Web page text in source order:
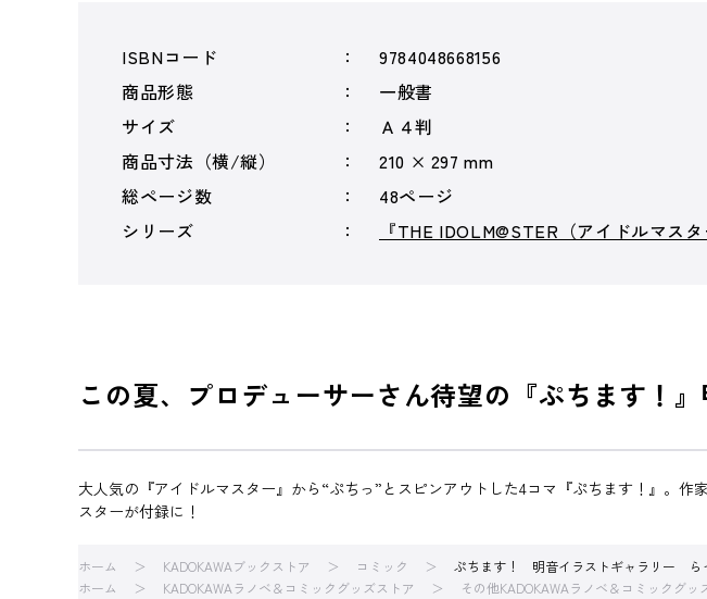
ISBNコード
9784048668156
商品形態
一般書
サイズ
Ａ４判
商品寸法（横/縦）
210 × 297 mm
総ページ数
48ページ
シリーズ
『THE IDOLM@STER（アイドルマス
この夏、プロデューサーさん待望の『ぷちます！
大人気の『アイドルマスター』から“ぷちっ”とスピンアウトした4コマ『ぷちます！』。
スターが付録に！
ホーム KADOKAWAブックストア コミック
ぷちます！ 明音イラストギャラリー ら
ホーム
KADOKAWAラノベ＆コミックグッズストア その他KADOKAWAラノベ＆コミックグッ